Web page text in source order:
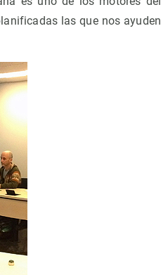
las que nos ayuden